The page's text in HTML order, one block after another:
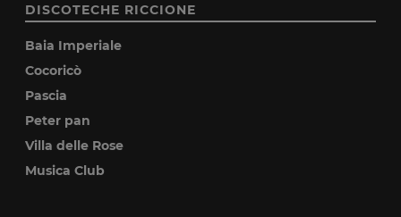
DISCOTECHE RICCIONE
Baia Imperiale
Cocoricò
Pascia
Peter pan
Villa delle Rose
Musica Club